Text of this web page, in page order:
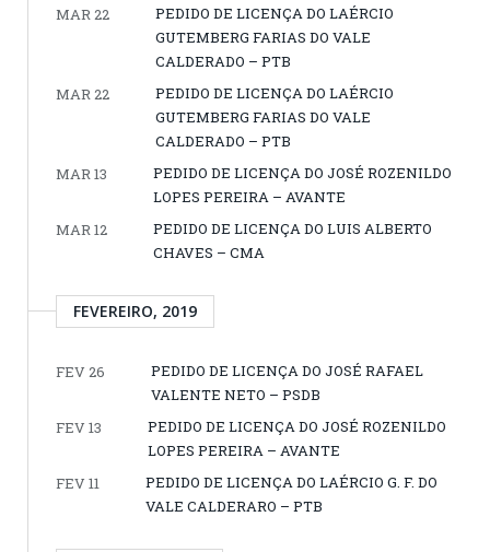
MAR 22
PEDIDO DE LICENÇA DO LAÉRCIO
GUTEMBERG FARIAS DO VALE
CALDERADO – PTB
MAR 22
PEDIDO DE LICENÇA DO LAÉRCIO
GUTEMBERG FARIAS DO VALE
CALDERADO – PTB
MAR 13
PEDIDO DE LICENÇA DO JOSÉ ROZENILDO
LOPES PEREIRA – AVANTE
MAR 12
PEDIDO DE LICENÇA DO LUIS ALBERTO
CHAVES – CMA
FEVEREIRO, 2019
FEV 26
PEDIDO DE LICENÇA DO JOSÉ RAFAEL
VALENTE NETO – PSDB
FEV 13
PEDIDO DE LICENÇA DO JOSÉ ROZENILDO
LOPES PEREIRA – AVANTE
FEV 11
PEDIDO DE LICENÇA DO LAÉRCIO G. F. DO
VALE CALDERARO – PTB